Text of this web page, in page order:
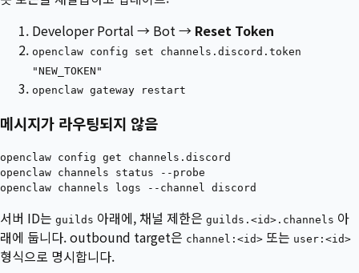
Developer Portal → Bot → Reset Token
openclaw config set channels.discord.token
"NEW_TOKEN"
openclaw gateway restart
메시지가 라우팅되지 않음
openclaw config get channels.discord
openclaw channels status --probe
서버 ID는 guilds 아래에, 채널 제한은 guilds.<id>.channels 아
래에 둡니다. outbound target은 channel:<id> 또는 user:<id>
형식으로 명시합니다.